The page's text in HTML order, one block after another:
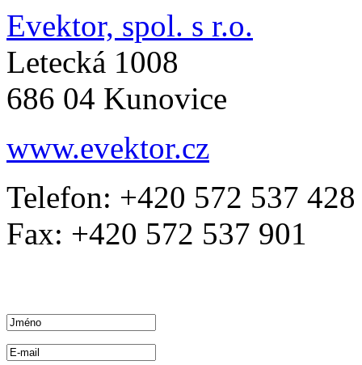
Evektor, spol. s r.o.
Letecká 1008
686 04 Kunovice
www.evektor.cz
Telefon: +420 572 537 428
Fax: +420 572 537 901